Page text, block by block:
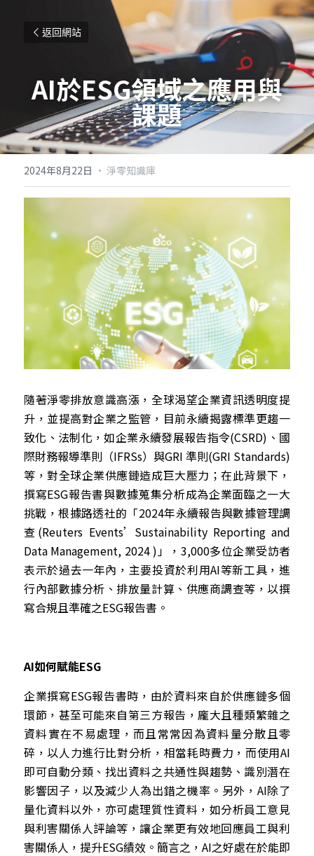
返回網站
AI於ESG領域之應用與
課題
2024年8月22日 · 淨零知識庫
隨著淨零排放意識高漲，全球渴望企業資訊透明度提
升，並提高對企業之監管，目前永續揭露標準更趨一
致化、法制化，如企業永續發展報告指令(CSRD)、國
際財務報導準則（IFRSs）與GRI 準則(GRI Standards)
等，對全球企業供應鏈造成巨大壓力；在此背景下，
撰寫ESG報告書與數據蒐集分析成為企業面臨之一大
挑戰，根據路透社的「2024年永續報告與數據管理調
查(Reuters Events’Sustainability Reporting and
Data Management, 2024 )」，3,000多位企業受訪者
表示於過去一年內，主要投資於利用AI等新工具，進
行內部數據分析、排放量計算、供應商調查等，以撰
寫合規且準確之ESG報告書。
AI如何賦能ESG
企業撰寫ESG報告書時，由於資料來自於供應鏈多個
環節，甚至可能來自第三方報告，龐大且種類繁雜之
資料實在不易處理，而且常常因為資料量分散且零
碎，以人力進行比對分析，相當耗時費力，而使用AI
即可自動分類、找出資料之共通性與趨勢、識別潛在
影響因子，以及減少人為出錯之機率。另外，AI除了
量化資料以外，亦可處理質性資料，如分析員工意見
與利害關係人評論等，讓企業更有效地回應員工與利
害關係人，提升ESG績效。簡言之，AI之好處在於能即